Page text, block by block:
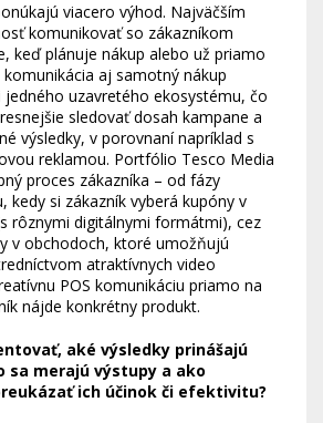
viacero výhod. Najväčším
komunikovať so zákazníkom
keď plánuje nákup alebo už priamo
aj samotný nákup
jedného uzavretého ekosystému, čo
sledovať dosah kampane a
výsledky, v porovnaní napríklad s
reklamou. Portfólio Tesco Media
proces zákazníka – od fázy
kedy si zákazník vyberá kupóny v
rôznymi digitálnymi formátmi), cez
v obchodoch, ktoré umožňujú
atraktívnych video
POS komunikáciu priamo na
nájde konkrétny produkt.
aké výsledky prinášajú
sa merajú výstupy a ako
ich účinok či efektivitu?